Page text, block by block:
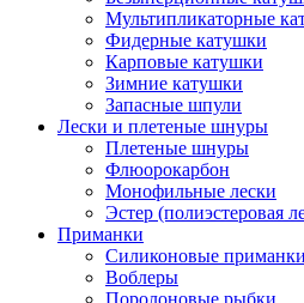
Мультипликаторные
Фидерные катушки
Карповые катушки
Зимние катушки
Запасные шпули
Лески и плетеные шнуры
Плетеные шнуры
Флюорокарбон
Монофильные лески
Эстер (полиэстеровая
Приманки
Силиконовые приманки
Воблеры
Поролоновые рыбки